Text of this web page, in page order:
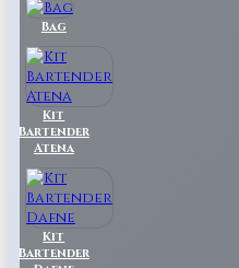
Bag
Kit
Bartender
Atena
Kit
Bartender